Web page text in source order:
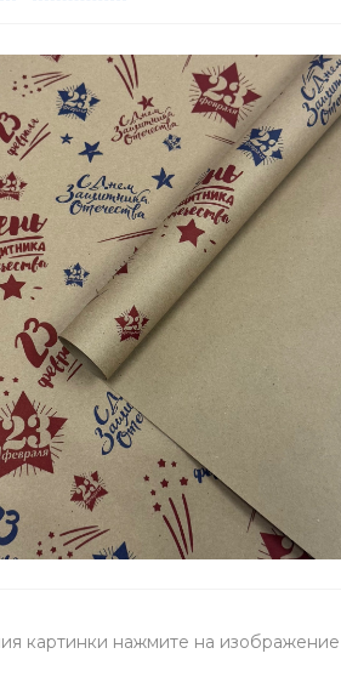
картинки нажмите на изображение